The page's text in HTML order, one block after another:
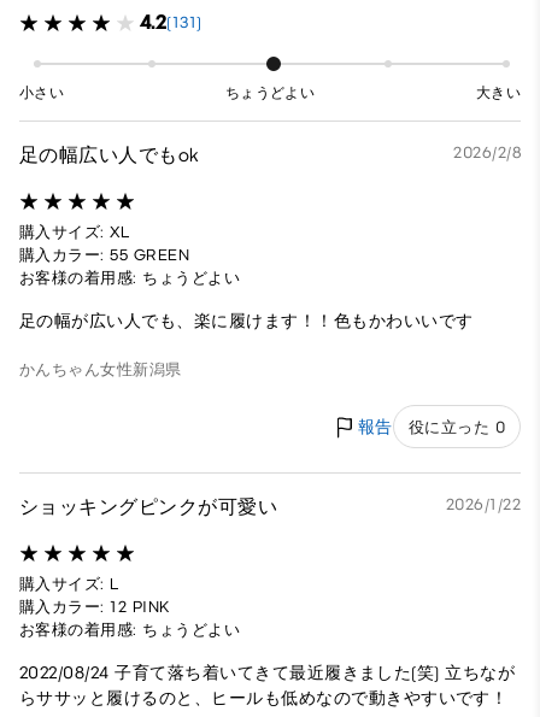
4.2(131)
小さい ちょうどよい 大きい
足の幅広い人でもok 2026/2/8
購入サイズ: XL
購入カラー: 55 GREEN
お客様の着用感: ちょうどよい
足の幅が広い人でも、楽に履けます！！色もかわいいです
かんちゃん女性新潟県
報告 役に立った 0
ショッキングピンクが可愛い 2026/1/22
購入サイズ: L
購入カラー: 12 PINK
お客様の着用感: ちょうどよい
2022/08/24 子育て落ち着いてきて最近履きました(笑) 立ちなが
らササッと履けるのと、ヒールも低めなので動きやすいです！